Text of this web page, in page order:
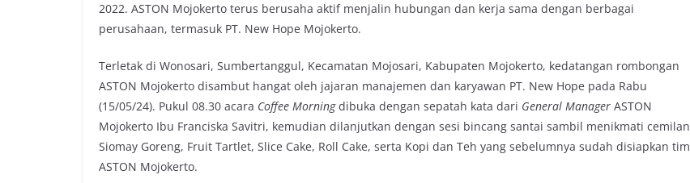
2022. ASTON Mojokerto terus berusaha aktif menjalin hubungan dan kerja sama dengan berbagai
perusahaan, termasuk PT. New Hope Mojokerto.
Terletak di Wonosari, Sumbertanggul, Kecamatan Mojosari, Kabupaten Mojokerto, kedatangan rombongan
ASTON Mojokerto disambut hangat oleh jajaran manajemen dan karyawan PT. New Hope pada Rabu
(15/05/24). Pukul 08.30 acara Coffee Morningdibuka dengan sepatah kata dari General Manager ASTON
Mojokerto Ibu Franciska Savitri, kemudian dilanjutkan dengan sesi bincang santai sambil menikmati cemilan
Siomay Goreng, Fruit Tartlet, Slice Cake, Roll Cake, serta Kopi dan Teh yang sebelumnya sudah disiapkan tim
ASTON Mojokerto.